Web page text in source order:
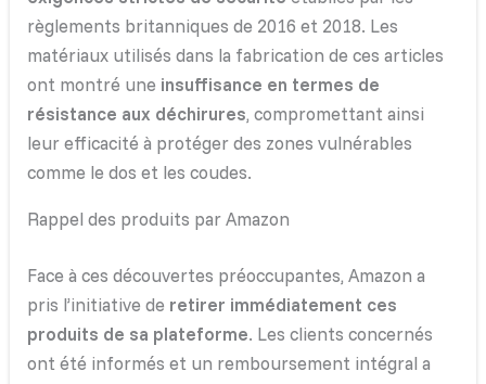
règlements britanniques de 2016 et 2018. Les
matériaux utilisés dans la fabrication de ces articles
ont montré une insuffisance en termes de
résistance aux déchirures, compromettant ainsi
leur efficacité à protéger des zones vulnérables
comme le dos et les coudes.
Rappel des produits par Amazon
Face à ces découvertes préoccupantes, Amazon a
pris l’initiative de retirer immédiatement ces
produits de sa plateforme. Les clients concernés
ont été informés et un remboursement intégral a